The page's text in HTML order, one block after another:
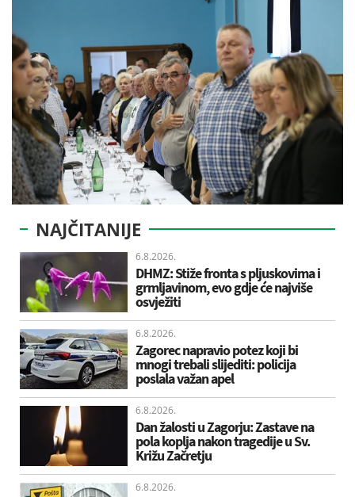
NAJČITANIJE
6.8.2026.
DHMZ: Stiže fronta s pljuskovima i
grmljavinom, evo gdje će najviše
osvježiti
6.8.2026.
Zagorec napravio potez koji bi
mnogi trebali slijediti: policija
poslala važan apel
6.8.2026.
Dan žalosti u Zagorju: Zastave na
pola koplja nakon tragedije u Sv.
Križu Začretju
6.8.2026.